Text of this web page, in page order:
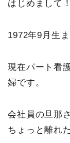
はじめまして
1972年9月生ま
現在パート看
婦です。
会社員の旦那
ちょっと離れ